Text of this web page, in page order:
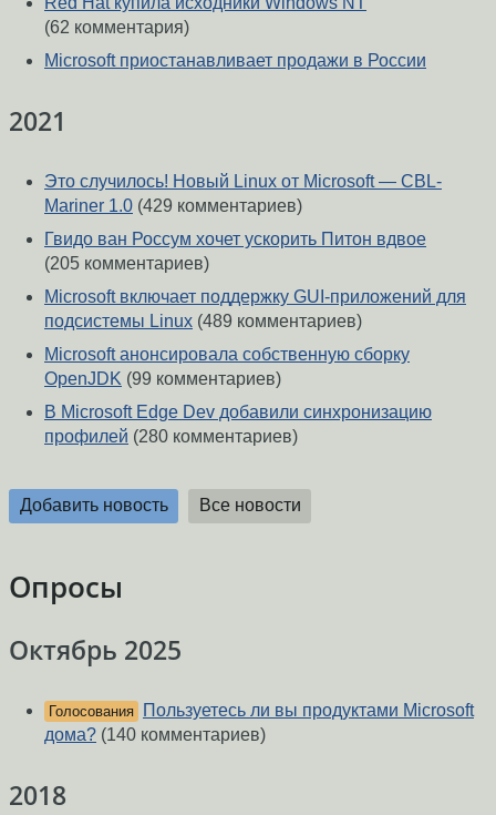
(62 комментария)
Microsoft приостанавливает продажи в России
2021
Это случилось! Новый Linux от Microsoft — CBL-
Mariner 1.0 (429 комментариев)
Гвидо ван Россум хочет ускорить Питон вдвое
(205 комментариев)
Microsoft включает поддержку GUI-приложений для
подсистемы Linux (489 комментариев)
Microsoft анонсировала собственную сборку
OpenJDK (99 комментариев)
В Microsoft Edge Dev добавили синхронизацию
профилей (280 комментариев)
Добавить новость Все новости
Опросы
Октябрь 2025
Голосования
Пользуетесь ли вы продуктами Microsoft
дома? (140 комментариев)
2018